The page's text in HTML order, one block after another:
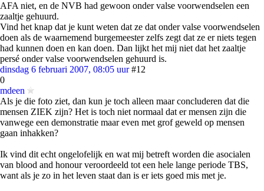
AFA niet, en de NVB had gewoon onder valse voorwendselen een
zaaltje gehuurd.
Vind het knap dat je kunt weten dat ze dat onder valse voorwendselen
doen als de waarnemend burgemeester zelfs zegt dat ze er niets tegen
had kunnen doen en kan doen. Dan lijkt het mij niet dat het zaaltje
persé onder valse voorwendselen gehuurd is.
dinsdag 6 februari 2007, 08:05 uur #12
0
mdeen
Als je die foto ziet, dan kun je toch alleen maar concluderen dat die
mensen ZIEK zijn? Het is toch niet normaal dat er mensen zijn die
vanwege een demonstratie maar even met grof geweld op mensen
gaan inhakken?
Ik vind dit echt ongelofelijk en wat mij betreft worden die asocialen
van blood and honour veroordeeld tot een hele lange periode TBS,
want als je zo in het leven staat dan is er iets goed mis met je.